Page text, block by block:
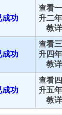
成功
查看
升二
教
成功
查看
升四
教
成功
查看
升五
教